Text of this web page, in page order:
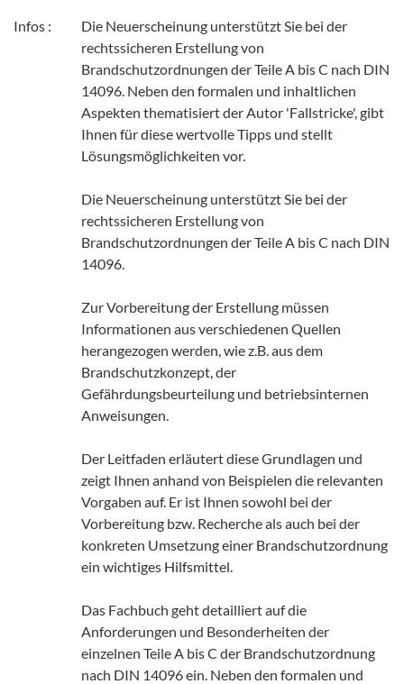
Infos :
Die Neuerscheinung unterstützt Sie bei der
rechtssicheren Erstellung von
Brandschutzordnungen der Teile A bis C nach DIN
14096. Neben den formalen und inhaltlichen
Aspekten thematisiert der Autor 'Fallstricke', gibt
Ihnen für diese wertvolle Tipps und stellt
Lösungsmöglichkeiten vor.
Die Neuerscheinung unterstützt Sie bei der
rechtssicheren Erstellung von
Brandschutzordnungen der Teile A bis C nach DIN
14096.
Zur Vorbereitung der Erstellung müssen
Informationen aus verschiedenen Quellen
herangezogen werden, wie z.B. aus dem
Brandschutzkonzept, der
Gefährdungsbeurteilung und betriebsinternen
Anweisungen.
Der Leitfaden erläutert diese Grundlagen und
zeigt Ihnen anhand von Beispielen die relevanten
Vorgaben auf. Er ist Ihnen sowohl bei der
Vorbereitung bzw. Recherche als auch bei der
konkreten Umsetzung einer Brandschutzordnung
ein wichtiges Hilfsmittel.
Das Fachbuch geht detailliert auf die
Anforderungen und Besonderheiten der
einzelnen Teile A bis C der Brandschutzordnung
nach DIN 14096 ein. Neben den formalen und